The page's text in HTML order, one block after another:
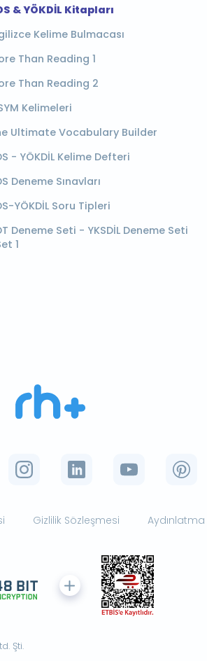
& YÖKDİL Kitapları
Kelime Bulmacası
Than Reading 1
Than Reading 2
Kelimeleri
Ultimate Vocabulary Builder
- YÖKDİL Kelime Defteri
Deneme Sınavları
YÖKDİL Soru Tipleri
Deneme Seti - YKSDİL Deneme Seti
1
Gizlilik Sözleşmesi
Şti.